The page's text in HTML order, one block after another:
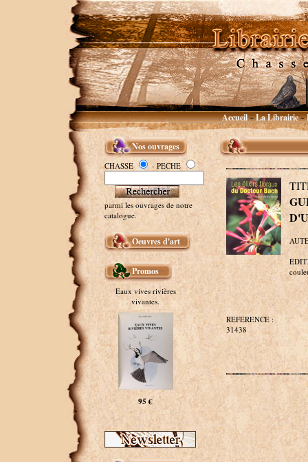
Accueil~La Librairie~
Nos ouvrages
CHASSE - PECHE
parmi les ouvrages de notre
catalogue.
Oeuvres d'art
Promos
Eaux vives rivières
vivantes.
95 €
REFERENCE :
31438